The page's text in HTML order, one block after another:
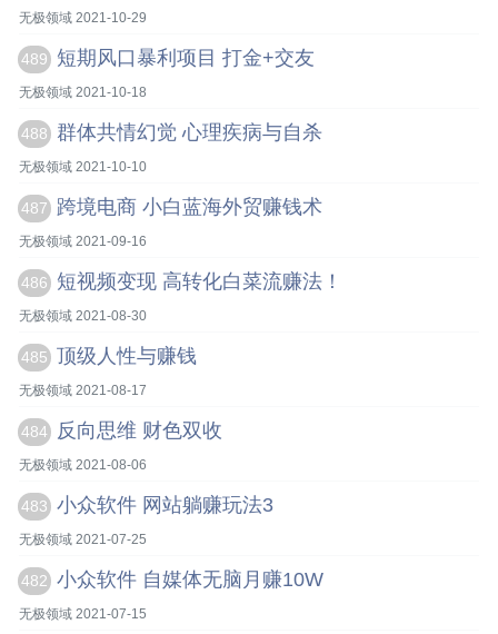
无极领域 2021-10-29
489 短期风口暴利项目 打金+交友
无极领域 2021-10-18
488 群体共情幻觉 心理疾病与自杀
无极领域 2021-10-10
487 跨境电商 小白蓝海外贸赚钱术
无极领域 2021-09-16
486 短视频变现 高转化白菜流赚法！
无极领域 2021-08-30
485 顶级人性与赚钱
无极领域 2021-08-17
484 反向思维 财色双收
无极领域 2021-08-06
483 小众软件 网站躺赚玩法3
无极领域 2021-07-25
482 小众软件 自媒体无脑月赚10W
无极领域 2021-07-15